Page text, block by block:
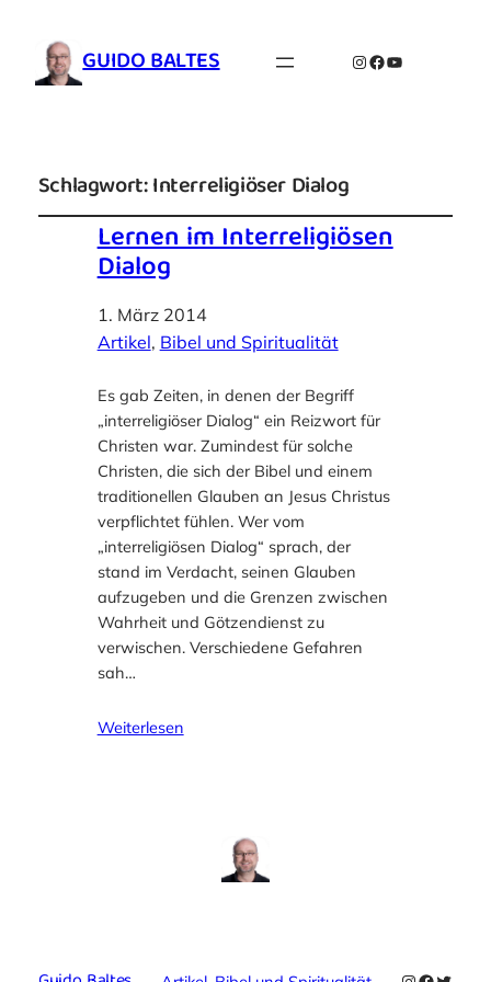
GUIDO BALTES Instagram
Facebook
YouTube
Schlagwort:Interreligiöser Dialog
Lernen im Interreligiösen
Dialog
1. März 2014
Artikel, Bibel und Spiritualität
Es gab Zeiten, in denen der Begriff
„interreligiöser Dialog“ ein Reizwort für
Christen war. Zumindest für solche
Christen, die sich der Bibel und einem
traditionellen Glauben an Jesus Christus
verpflichtet fühlen. Wer vom
„interreligiösen Dialog“ sprach, der
stand im Verdacht, seinen Glauben
aufzugeben und die Grenzen zwischen
Wahrheit und Götzendienst zu
verwischen. Verschiedene Gefahren
sah…
Weiterlesen